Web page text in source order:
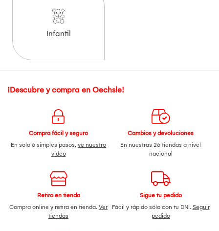
Infantil
¡Descubre y compra en Oechsle!
Compra fácil y seguro
En solo 6 simples pasos, ve nuestro
video
Cambios y devoluciones
En nuestras 26 tiendas a nivel
nacional
Retiro en tienda
Compra online y retira en tienda. Ver
tiendas
Sigue tu pedido
Fácil y rápido sólo con tu DNI. Seguir
pedido